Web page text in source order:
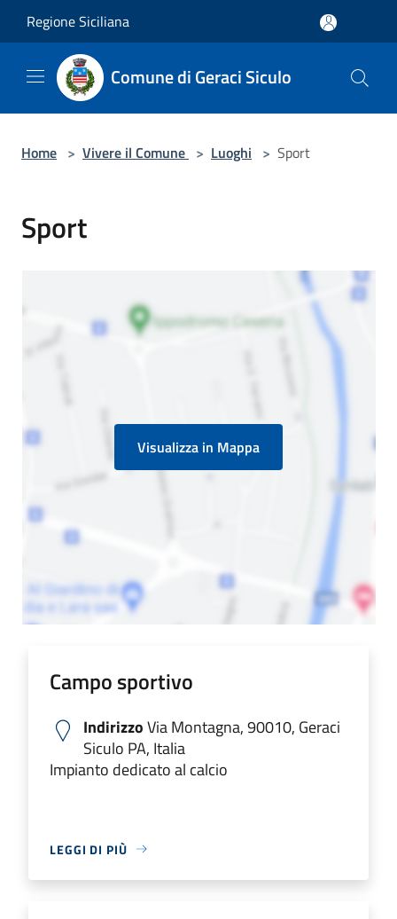
Regione Siciliana
Comune di Geraci Siculo
Home > Vivere il Comune > Luoghi > Sport
Sport
Visualizza in Mappa
Campo sportivo
IndirizzoVia Montagna, 90010, Geraci
Siculo PA, Italia
Impianto dedicato al calcio
LEGGI DI PIÙ